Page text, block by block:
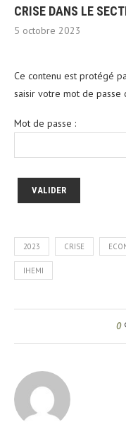
CRISE DANS LE
5 octobre 2023
Ce contenu est protégé
saisir votre mot de passe
Mot de passe :
2023 CRISE
IHEMI
0